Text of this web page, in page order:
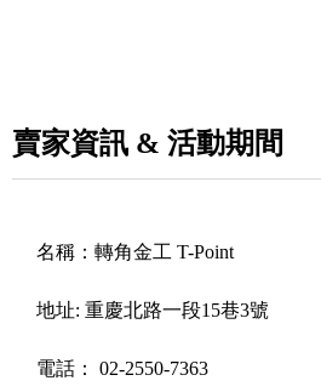
賣家資訊 & 活動期間
名稱： 轉角金工 T-Point
地址: 重慶北路一段15巷3號
電話： 02-2550-7363